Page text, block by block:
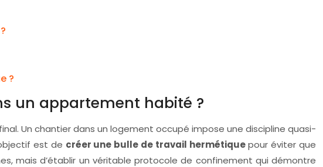
?
un appartement habité ?
Un chantier dans un logement occupé impose une discipline quasi-
est de créer une bulle de travail hermétiquepour éviter que
mais d’établir un véritable protocole de confinement qui démontre